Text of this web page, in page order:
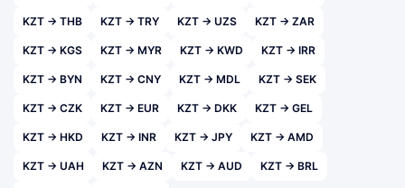
KZT → THB KZT → TRY KZT → UZS KZT → ZAR
KZT → KGS KZT → MYR KZT → KWD KZT → IRR
KZT → BYN KZT → CNY KZT → MDL KZT → SEK
KZT → CZK KZT → EUR KZT → DKK KZT → GEL
KZT → HKD KZT → INR KZT → JPY KZT → AMD
KZT → UAH KZT → AZN KZT → AUD KZT → BRL